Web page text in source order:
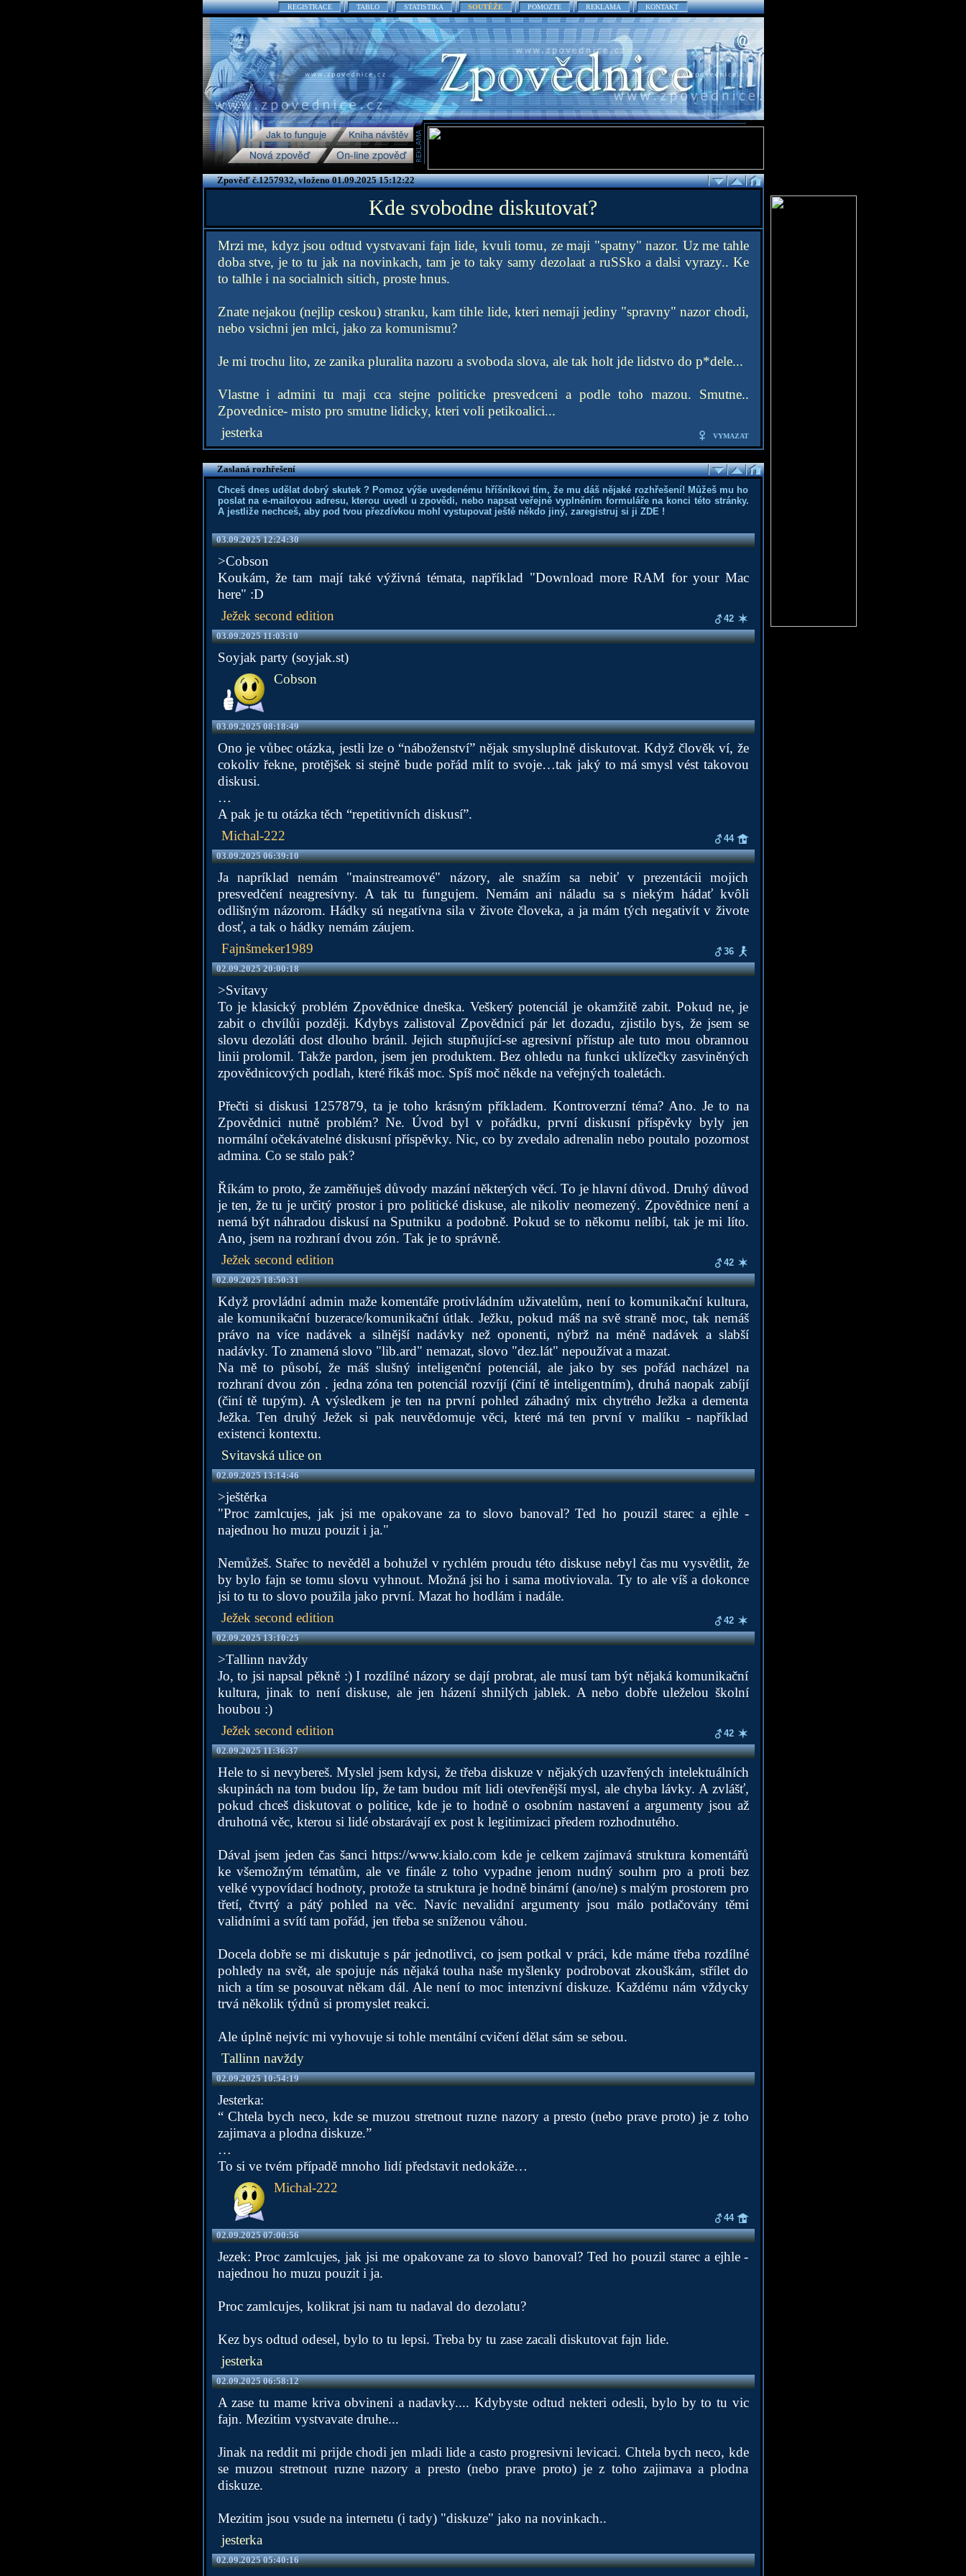
REGISTRACE TABLO STATISTIKA SOUTĚŽE POMOZTE REKLAMA KONTAKT
Zpověď č.1257932, vloženo 01.09.2025 15:12:22
Kde svobodne diskutovat?
Mrzi me, kdyz jsou odtud vystvavani fajn lide, kvuli tomu, ze maji "spatny" nazor. Uz me tahle
doba stve, je to tu jak na novinkach, tam je to taky samy dezolaat a ruSSko a dalsi vyrazy.. Ke
to talhle i na socialnich sitich, proste hnus.
Znate nejakou (nejlip ceskou) stranku, kam tihle lide, kteri nemaji jediny "spravny" nazor chodi,
nebo vsichni jen mlci, jako za komunismu?
Je mi trochu lito, ze zanika pluralita nazoru a svoboda slova, ale tak holt jde lidstvo do p*dele...
Vlastne i admini tu maji cca stejne politicke presvedceni a podle toho mazou. Smutne..
Zpovednice- misto pro smutne lidicky, kteri voli petikoalici...
jesterka
VYMAZAT
Zaslaná rozhřešení
Chceš dnes udělat dobrý skutek ? Pomoz výše uvedenému hříšníkovi tím, že mu dáš nějaké rozhřešení! Můžeš mu ho
poslat na e-mailovou adresu, kterou uvedl u zpovědi, nebo napsat veřejně vyplněním formuláře na konci této stránky.
A jestliže nechceš, aby pod tvou přezdívkou mohl vystupovat ještě někdo jiný, zaregistruj si ji ZDE!
03.09.2025 12:24:30
>Cobson
Koukám, že tam mají také výživná témata, například "Download more RAM for your Mac
here" :D
Ježek second edition
42
03.09.2025 11:03:10
Soyjak party (soyjak.st)
Cobson
03.09.2025 08:18:49
Ono je vůbec otázka, jestli lze o “náboženství” nějak smysluplně diskutovat. Když člověk ví, že
cokoliv řekne, protějšek si stejně bude pořád mlít to svoje…tak jaký to má smysl vést takovou
diskusi.
…
A pak je tu otázka těch “repetitivních diskusí”.
Michal-222
44
03.09.2025 06:39:10
Ja napríklad nemám "mainstreamové" názory, ale snažím sa nebiť v prezentácii mojich
presvedčení neagresívny. A tak tu fungujem. Nemám ani náladu sa s niekým hádať kvôli
odlišným názorom. Hádky sú negatívna sila v živote človeka, a ja mám tých negativít v živote
dosť, a tak o hádky nemám záujem.
Fajnšmeker1989
36
02.09.2025 20:00:18
>Svitavy
To je klasický problém Zpovědnice dneška. Veškerý potenciál je okamžitě zabit. Pokud ne, je
zabit o chvílůi později. Kdybys zalistoval Zpovědnicí pár let dozadu, zjistilo bys, že jsem se
slovu dezoláti dost dlouho bránil. Jejich stupňující-se agresivní přístup ale tuto mou obrannou
linii prolomil. Takže pardon, jsem jen produktem. Bez ohledu na funkci uklízečky zasviněných
zpovědnicových podlah, které říkáš moc. Spíš moč někde na veřejných toaletách.
Přečti si diskusi 1257879, ta je toho krásným příkladem. Kontroverzní téma? Ano. Je to na
Zpovědnici nutně problém? Ne. Úvod byl v pořádku, první diskusní příspěvky byly jen
normální očekávatelné diskusní příspěvky. Nic, co by zvedalo adrenalin nebo poutalo pozornost
admina. Co se stalo pak?
Říkám to proto, že zaměňuješ důvody mazání některých věcí. To je hlavní důvod. Druhý důvod
je ten, že tu je určitý prostor i pro politické diskuse, ale nikoliv neomezený. Zpovědnice není a
nemá být náhradou diskusí na Sputniku a podobně. Pokud se to někomu nelíbí, tak je mi líto.
Ano, jsem na rozhraní dvou zón. Tak je to správně.
Ježek second edition
42
02.09.2025 18:50:31
Když provládní admin maže komentáře protivládním uživatelům, není to komunikační kultura,
ale komunikační buzerace/komunikační útlak. Ježku, pokud máš na svě straně moc, tak nemáš
právo na více nadávek a silnější nadávky než oponenti, nýbrž na méně nadávek a slabší
nadávky. To znamená slovo "lib.ard" nemazat, slovo "dez.lát" nepoužívat a mazat.
Na mě to působí, že máš slušný inteligenční potenciál, ale jako by ses pořád nacházel na
rozhraní dvou zón . jedna zóna ten potenciál rozvíjí (činí tě inteligentním), druhá naopak zabíjí
(činí tě tupým). A výsledkem je ten na první pohled záhadný mix chytrého Ježka a dementa
Ježka. Ten druhý Ježek si pak neuvědomuje věci, které má ten první v malíku - například
existenci kontextu.
Svitavská ulice on
02.09.2025 13:14:46
>ještěrka
"Proc zamlcujes, jak jsi me opakovane za to slovo banoval? Ted ho pouzil starec a ejhle -
najednou ho muzu pouzit i ja."
Nemůžeš. Stařec to nevěděl a bohužel v rychlém proudu této diskuse nebyl čas mu vysvětlit, že
by bylo fajn se tomu slovu vyhnout. Možná jsi ho i sama motiviovala. Ty to ale víš a dokonce
jsi to tu to slovo použila jako první. Mazat ho hodlám i nadále.
Ježek second edition
42
02.09.2025 13:10:25
>Tallinn navždy
Jo, to jsi napsal pěkně :) I rozdílné názory se dají probrat, ale musí tam být nějaká komunikační
kultura, jinak to není diskuse, ale jen házení shnilých jablek. A nebo dobře uleželou školní
houbou :)
Ježek second edition
42
02.09.2025 11:36:37
Hele to si nevybereš. Myslel jsem kdysi, že třeba diskuze v nějakých uzavřených intelektuálních
skupinách na tom budou líp, že tam budou mít lidi otevřenější mysl, ale chyba lávky. A zvlášť,
pokud chceš diskutovat o politice, kde je to hodně o osobním nastavení a argumenty jsou až
druhotná věc, kterou si lidé obstarávají ex post k legitimizaci předem rozhodnutého.
Dával jsem jeden čas šancihttps://www.kialo.com kde je celkem zajímavá struktura komentářů
ke všemožným tématům, ale ve finále z toho vypadne jenom nudný souhrn pro a proti bez
velké vypovídací hodnoty, protože ta struktura je hodně binární (ano/ne) s malým prostorem pro
třetí, čtvrtý a pátý pohled na věc. Navíc nevalidní argumenty jsou málo potlačovány těmi
validními a svítí tam pořád, jen třeba se sníženou váhou.
Docela dobře se mi diskutuje s pár jednotlivci, co jsem potkal v práci, kde máme třeba rozdílné
pohledy na svět, ale spojuje nás nějaká touha naše myšlenky podrobovat zkouškám, střílet do
nich a tím se posouvat někam dál. Ale není to moc intenzivní diskuze. Každému nám vždycky
trvá několik týdnů si promyslet reakci.
Ale úplně nejvíc mi vyhovuje si tohle mentální cvičení dělat sám se sebou.
Tallinn navždy
02.09.2025 10:54:19
Jesterka:
“ Chtela bych neco, kde se muzou stretnout ruzne nazory a presto (nebo prave proto) je z toho
zajimava a plodna diskuze.”
…
To si ve tvém případě mnoho lidí představit nedokáže…
Michal-222
44
02.09.2025 07:00:56
Jezek: Proc zamlcujes, jak jsi me opakovane za to slovo banoval? Ted ho pouzil starec a ejhle -
najednou ho muzu pouzit i ja.
Proc zamlcujes, kolikrat jsi nam tu nadaval do dezolatu?
Kez bys odtud odesel, bylo to tu lepsi. Treba by tu zase zacali diskutovat fajn lide.
jesterka
02.09.2025 06:58:12
A zase tu mame kriva obvineni a nadavky.... Kdybyste odtud nekteri odesli, bylo by to tu vic
fajn. Mezitim vystvavate druhe...
Jinak na reddit mi prijde chodi jen mladi lide a casto progresivni levicaci. Chtela bych neco, kde
se muzou stretnout ruzne nazory a presto (nebo prave proto) je z toho zajimava a plodna
diskuze.
Mezitim jsou vsude na internetu (i tady) "diskuze" jako na novinkach..
jesterka
02.09.2025 05:40:16